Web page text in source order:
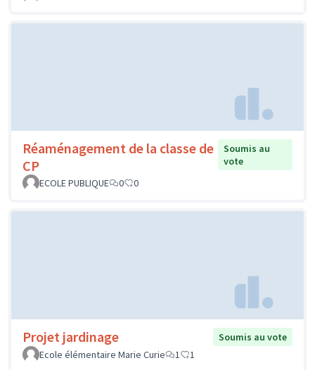
Réaménagement de la classe de
CP
Soumis au
vote
ECOLE PUBLIQUE
0 0
Projet jardinage
Soumis au vote
Ecole élémentaire Marie Curie
1 1